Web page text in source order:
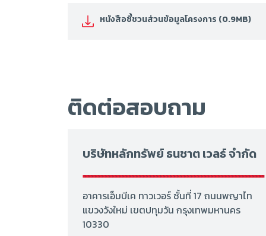
หนังสือชี้ชวนส่วนข้อมูลโครงการ (0.9MB)
ติดต่อสอบถาม
บริษัทหลักทรัพย์ ธนชาต เวลธ์ จำกัด
อาคารเอ็มบีเค ทาวเวอร์ ชั้นที่ 17 ถนนพญาไท
แขวงวังใหม่ เขตปทุมวัน กรุงเทพมหานคร
10330